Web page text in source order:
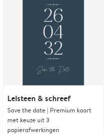
Leisteen & schreef
Save the date | Premium kaart
met keuze uit 3
papierafwerkingen